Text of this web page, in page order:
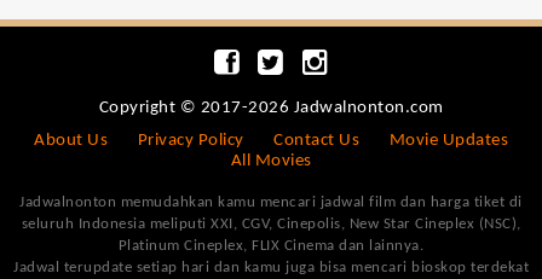
Copyright © 2017-2026 Jadwalnonton.com
About Us
Privacy Policy Contact Us
Movie Updates
All Movies
Jadwalnonton memudahkan kamu mencari jadwal film dan harga tiket di
seluruh Indonesia meliputi XXI, CGV, Cinepolis, New Star Cineplex (NSC),
Platinum Cineplex, FLIX Cinema dan lainnya.
Jadwal terupdate setiap hari dan kamu juga bisa mencari bioskop terdekat